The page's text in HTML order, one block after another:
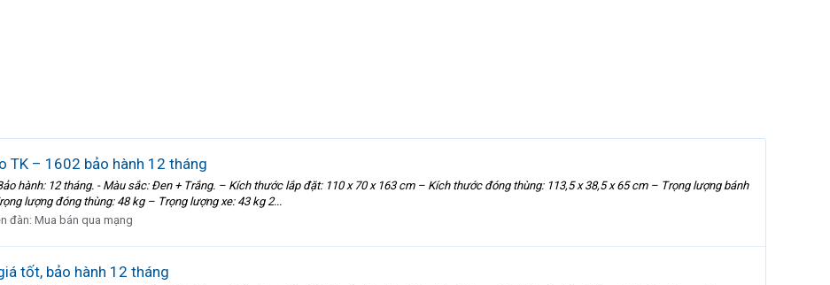
TK – 1602 bảo hành 12 tháng
hành: 12 tháng. - Màu sắc: Đen + Trắng. – Kích thước lắp đặt: 110 x 70 x 163 cm – Kích thước đóng thùng: 113,5 x 38,5 x 65 cm – Trọng lượng bánh
lượng đóng thùng: 48 kg – Trọng lượng xe: 43 kg 2...
đàn:Mua bán qua mạng
tốt, bảo hành 12 tháng